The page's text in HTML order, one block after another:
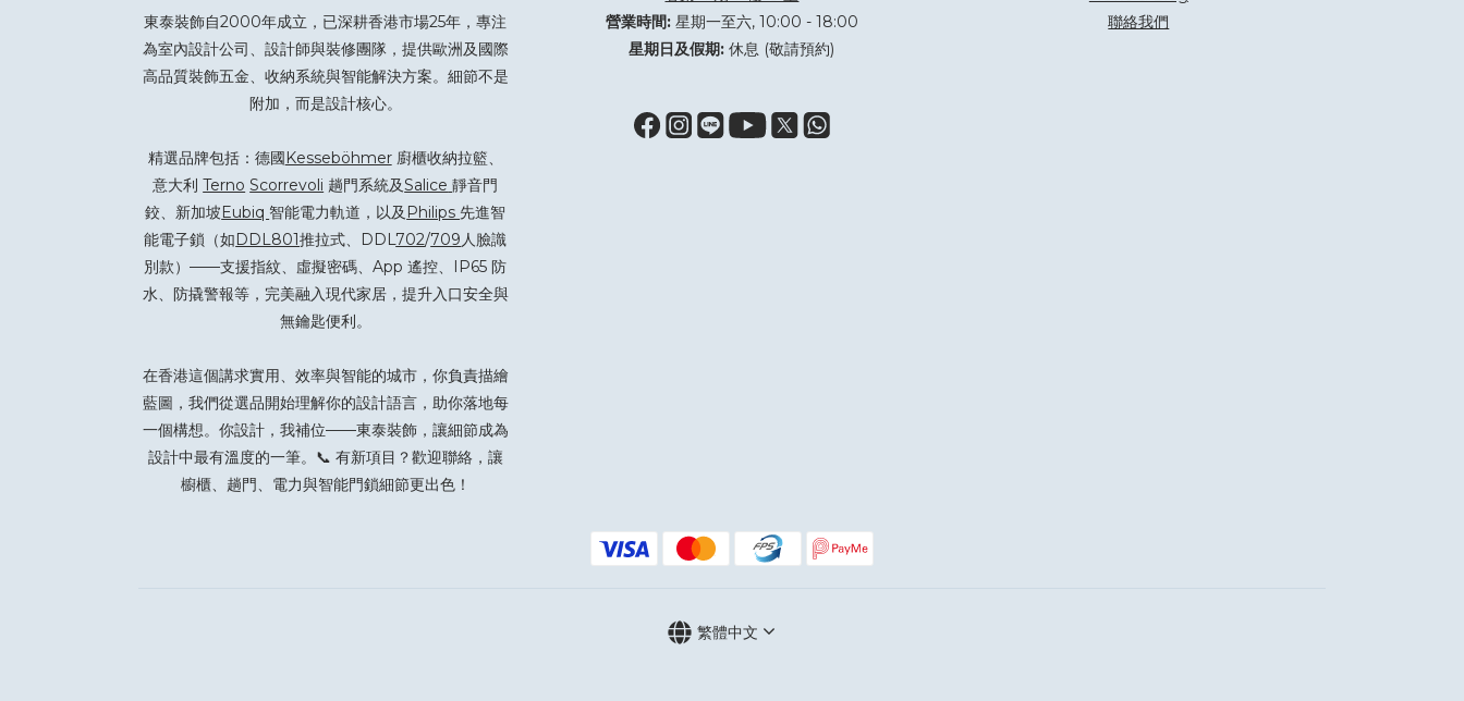
東泰裝飾自2000年成立，已深耕香港市場25年，專注
為室內設計公司、設計師與裝修團隊，提供歐洲及國際
高品質裝飾五金、收納系統與智能解決方案。細節不是
附加，而是設計核心。
精選品牌包括：德國Kesseböhmer 廚櫃收納拉籃、
意大利Terno Scorrevoli 趟門系統及Salice 靜音門
鉸、新加坡Eubiq 智能電力軌道，以及 Philips先進智
能電子鎖（如DDL801推拉式、DDL702/709人臉識
別款）——支援指紋、虛擬密碼、App 遙控、IP65 防
水、防撬警報等，完美融入現代家居，提升入口安全與
無鑰匙便利。
在香港這個講求實用、效率與智能的城市，你負責描繪
藍圖，我們從選品開始理解你的設計語言，助你落地每
一個構想。你設計，我補位——東泰裝飾，讓細節成為
設計中最有溫度的一筆。📞 有新項目？歡迎聯絡，讓
櫥櫃、趟門、電力與智能門鎖細節更出色！
營業時間:星期一至六, 10:00 - 18:00
星期日及假期: 休息 (敬請預約)
聯絡我們
繁體中文